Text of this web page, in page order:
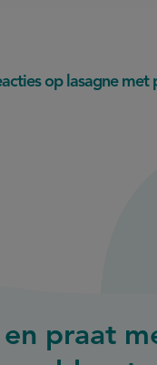
op lasagne met
praat